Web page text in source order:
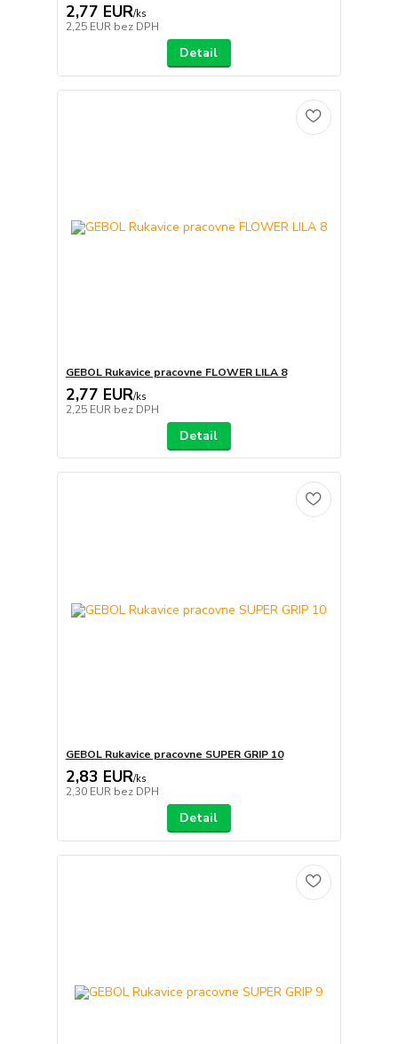
2,77 EUR/ks
2,25 EUR bez DPH
Detail
GEBOL Rukavice pracovne FLOWER LILA 8
2,77 EUR/ks
2,25 EUR bez DPH
Detail
GEBOL Rukavice pracovne SUPER GRIP 10
2,83 EUR/ks
2,30 EUR bez DPH
Detail